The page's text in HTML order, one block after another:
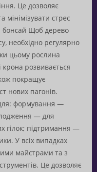
Це дозволяє
мінімізувати стрес
бонсай Щоб дерево
необхідно регулярно
цьому рослина
крона розвивається
покращує
нових пагонів.
формування —
— для
гілок; підтримання —
У всіх випадках
майстрами та з
Це дозволяє